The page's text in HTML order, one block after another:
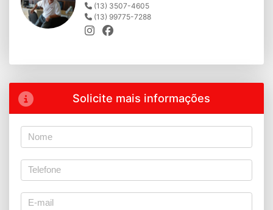
(13) 3507-4605
(13) 99775-7288
Solicite mais informações